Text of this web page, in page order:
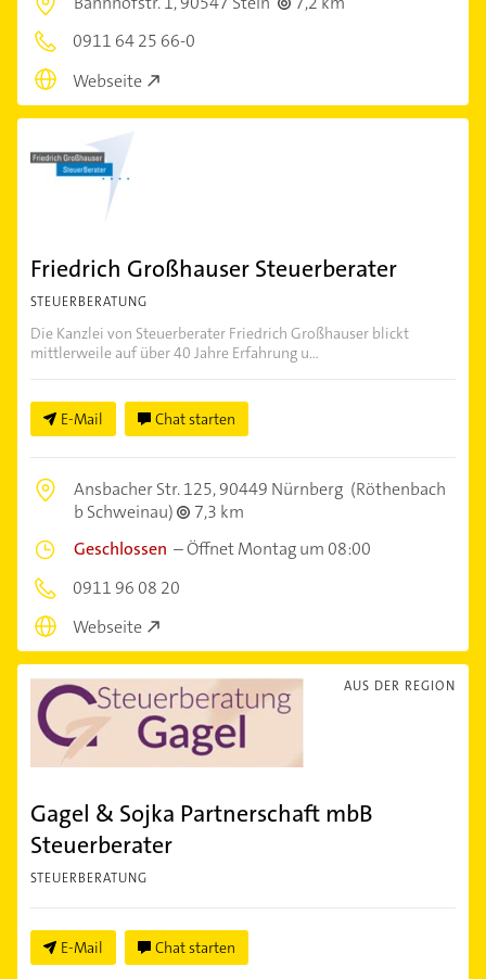
0911 64 25 66-0
Webseite
Friedrich Großhauser Steuerberater
STEUERBERATUNG
Die Kanzlei von Steuerberater Friedrich Großhauser blickt
mittlerweile auf über 40 Jahre Erfahrung u...
E-Mail Chat starten
Ansbacher Str. 125,90449 Nürnberg (Röthenbach
b Schweinau)
7,3 km
Geschlossen –Öffnet Montag um 08:00
0911 96 08 20
Webseite
AUS DER REGION
Gagel & Sojka Partnerschaft mbB
Steuerberater
STEUERBERATUNG
E-Mail Chat starten